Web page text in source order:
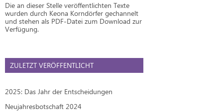
Die an dieser Stelle veröffentlichten Texte
wurden durch Keona Korndörfer gechannelt
und stehen als PDF-Datei zum Download zur
Verfügung.
ZULETZT VERÖFFENTLICHT
2025: Das Jahr der Entscheidungen
Neujahresbotschaft 2024